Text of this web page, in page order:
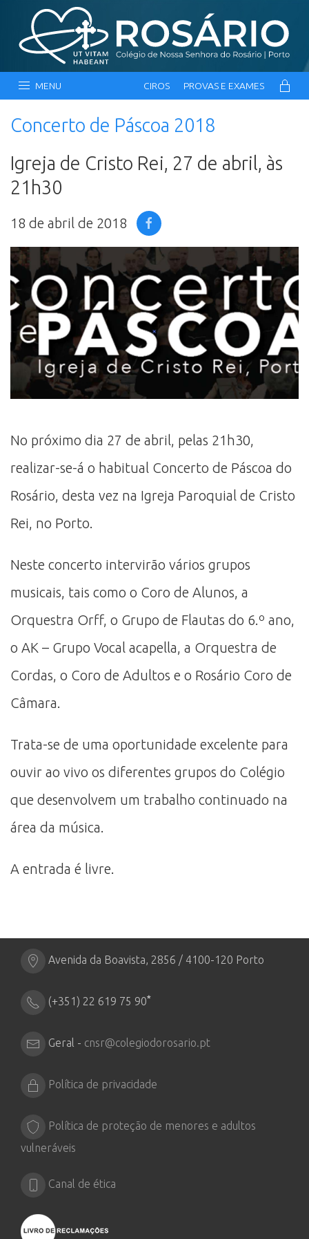
MENU CIROS PROVAS E EXAMES
Concerto de Páscoa 2018
Igreja de Cristo Rei, 27 de abril, às
21h30
18 de abril de 2018
No próximo dia 27 de abril, pelas 21h30,
realizar-se-á o habitual Concerto de Páscoa do
Rosário, desta vez na Igreja Paroquial de Cristo
Rei, no Porto.
Neste concerto intervirão vários grupos
musicais, tais como o Coro de Alunos, a
Orquestra Orff, o Grupo de Flautas do 6.º ano,
o AK – Grupo Vocal acapella, a Orquestra de
Cordas, o Coro de Adultos e o Rosário Coro de
Câmara.
Trata-se de uma oportunidade excelente para
ouvir ao vivo os diferentes grupos do Colégio
que desenvolvem um trabalho continuado na
área da música.
A entrada é livre.
Avenida da Boavista, 2856 / 4100-120 Porto
(+351) 22 619 75 90*
Geral - cnsr@colegiodorosario.pt
Política de privacidade
Política de proteção de menores e adultos
vulneráveis
Canal de ética